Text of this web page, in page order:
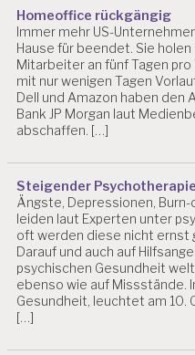
I
L
U
N
G
G
E
N
D
H
E
I
T
S
S
C
Homeoffice rückgängig
Immer mehr US-
Hause für beendet. Sie
Mitarbeiter an fünf Tagen
mit nur wenigen Tagen
Dell und Amazon haben den
Bank JP Morgan laut
abschaffen. […]
Steigender
Ängste, Depressionen,
leiden laut Experten unter
oft werden diese nicht ernst
Darauf und auch auf
psychischen Gesundheit
ebenso wie auf Missstände.
Gesundheit, leuchtet am 10.
[…]